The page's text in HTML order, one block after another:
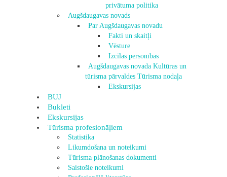
privātuma politika
Augšdaugavas novads
Par Augšdaugavas novadu
Fakti un skaitļi
Vēsture
Izcilas personības
Augšdaugavas novada Kultūras un
tūrisma pārvaldes Tūrisma nodaļa
Ekskursijas
BUJ
Bukleti
Ekskursijas
Tūrisma profesionāļiem
Statistika
Likumdošana un noteikumi
Tūrisma plānošanas dokumenti
Saistošie noteikumi